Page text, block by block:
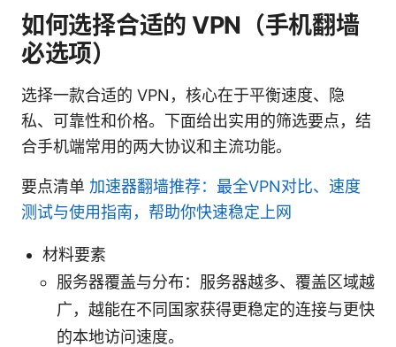
如何选择合适的 VPN（手机翻墙
必选项）
选择一款合适的 VPN，核心在于平衡速度、隐
私、可靠性和价格。下面给出实用的筛选要点，结
合手机端常用的两大协议和主流功能。
要点清单 加速器翻墙推荐：最全VPN对比、速度
测试与使用指南，帮助你快速稳定上网
材料要素
服务器覆盖与分布：服务器越多、覆盖区域越
广，越能在不同国家获得更稳定的连接与更快
的本地访问速度。